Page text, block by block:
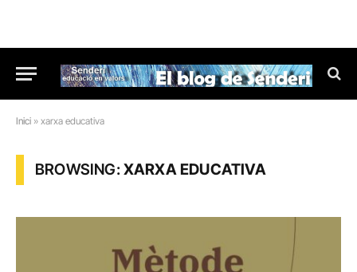
Inici » xarxa educativa
BROWSING:XARXA EDUCATIVA